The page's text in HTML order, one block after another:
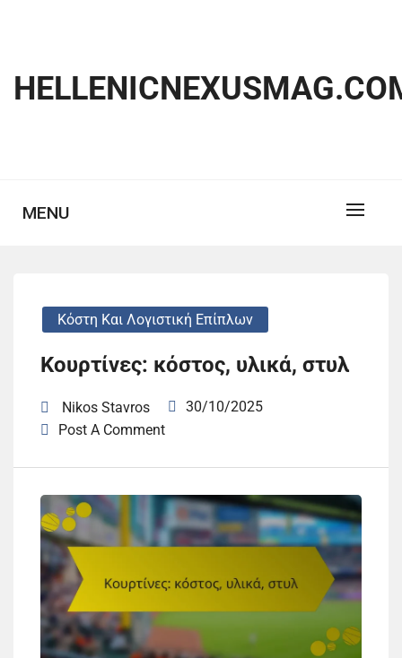
MENU
Κόστη Και Λογιστική Επίπλων
Κουρτίνες: κόστος, υλικά, στυλ
Nikos Stavros
30/10/2025
Post A Comment